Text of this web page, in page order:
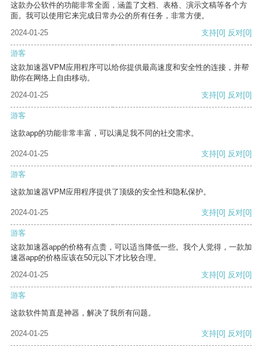
这款办公软件的功能非常全面，涵盖了文档、表格、演示文稿等各个方
面。我可以使用它来完成日常办公的所有任务，非常方便。
2024-01-25
支持[0] 反对[0]
游客
这款加速器VPM应用程序可以给你提供最高速度和安全性的连接，并帮
助你在网络上自由移动。
2024-01-25
支持[0] 反对[0]
游客
这款app的功能非常丰富，可以满足我不同的社交需求。
2024-01-25 支持[0] 反对[0]
游客
这款加速器VPM应用程序提供了顶级的安全性和隐私保护。
2024-01-25 支持[0] 反对[0]
游客
这款加速器app的价格有点贵，可以适当降低一些。我个人觉得，一款加
速器app的价格应该在50元以下才比较合理。
2024-01-25
支持[0] 反对[0]
游客
这款软件简直是神器，解决了我所有问题。
2024-01-25 支持[0] 反对[0]